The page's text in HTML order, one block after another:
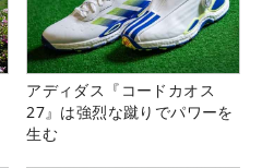
アディダス『コードカオス
27』は強烈な蹴りでパワーを
生む